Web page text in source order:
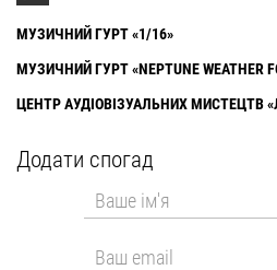
МУЗИЧНИЙ ГУРТ «1/16»
МУЗИЧНИЙ ГУРТ «NEPTUNE WEATHER
ЦЕНТР АУДІОВІЗУАЛЬНИХ МИСТЕЦТВ
Додати спогад